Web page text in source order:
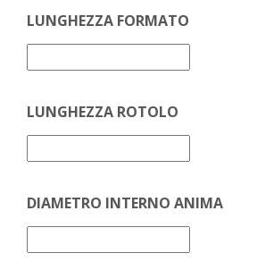
LUNGHEZZA FORMATO
LUNGHEZZA ROTOLO
DIAMETRO INTERNO ANIMA